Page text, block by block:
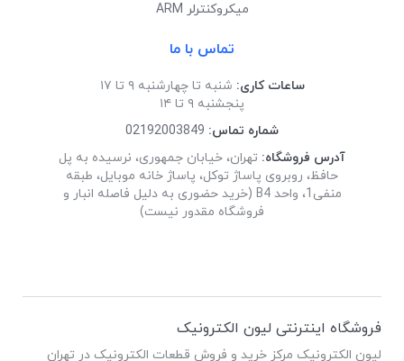
میکروکنترلر ARM
تماس با ما
ساعات کاری: شنبه تا چهارشنبه ۹ تا ۱۷
پنجشنبه ۹ تا ۱۴
شماره تماس: 02192003849
آدرس فروشگاه: تهران، خیابان جمهوری، نرسیده به پل
حافظ، روبروی پاساژ توکل، پاساژ خانه موبایل، طبقه
منفی1، واحد B4 (خرید حضوری به دلیل فاصله انبار و
فروشگاه مقدور نیست)
فروشگاه اینترنتی لیون الکترونیک
لیون الکترونیک مرکز خرید و فروش قطعات الکترونیک در تهران